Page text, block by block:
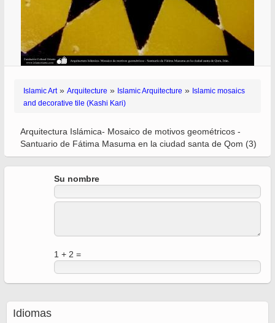
Islamic Art» Arquitecture » Islamic Arquitecture » Islamic mosaics
and decorative tile (Kashi Kari)
Arquitectura Islámica- Mosaico de motivos geométricos -
Santuario de Fátima Masuma en la ciudad santa de Qom (3)
Su nombre
1 + 2 =
Idiomas